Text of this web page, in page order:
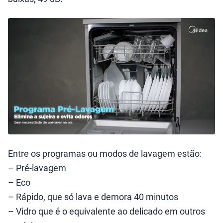
Entre os programas ou modos de lavagem estão:
– Pré-lavagem
– Eco
– Rápido, que só lava e demora 40 minutos
– Vidro que é o equivalente ao delicado em outros